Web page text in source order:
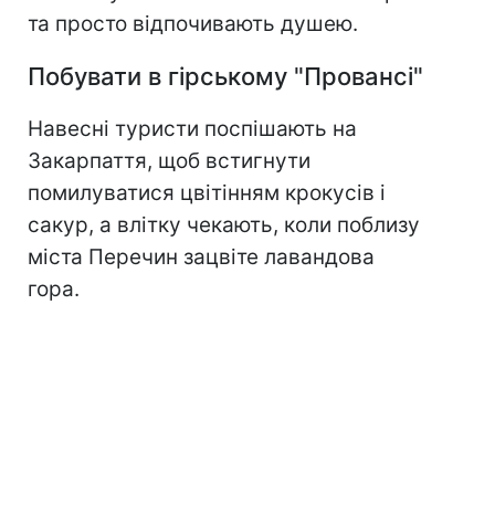
та просто відпочивають душею.
Побувати в гірському "Провансі"
Навесні туристи поспішають на
Закарпаття, щоб встигнути
помилуватися цвітінням крокусів і
сакур, а влітку чекають, коли поблизу
міста Перечин зацвіте лавандова
гора.